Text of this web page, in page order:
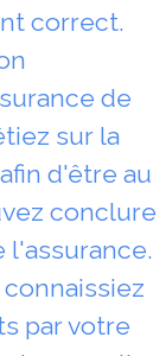
correct.
de
sur la
d'être au
conclure
par votre